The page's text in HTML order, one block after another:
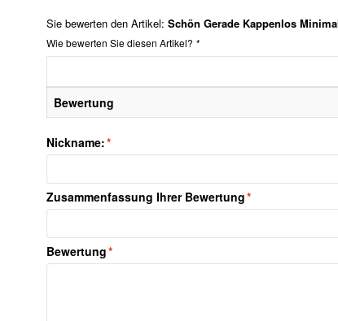
Sie bewerten den Artikel: Schön Gerade Kappenlos
Wie bewerten Sie diesen Artikel? *
Bewertung
*
Nickname:
*
Zusammenfassung Ihrer Bewertung
*
Bewertung